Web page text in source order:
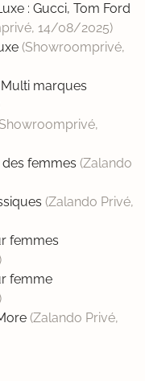
: Gucci, Tom Ford
14/08/2025)
(Showroomprivé,
marques
femmes (Zalando
(Zalando Privé,
femmes
femme
(Zalando Privé,